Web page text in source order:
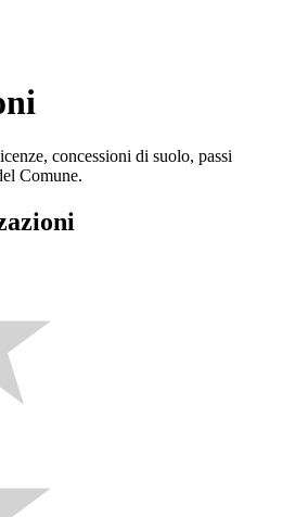
concessioni di suolo, passi
Comune.